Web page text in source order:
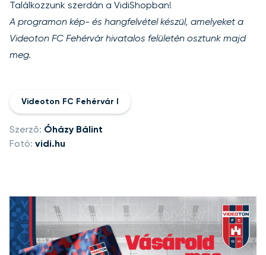
Találkozzunk szerdán a VidiShopban!
A programon kép- és hangfelvétel készül, amelyeket a
Videoton FC Fehérvár hivatalos felületén osztunk majd
meg.
Videoton FC Fehérvár I
Szerző: Óházy Bálint
Fotó: vidi.hu